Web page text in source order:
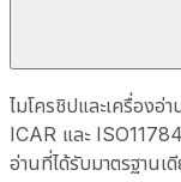
ไมโครชิปและเครื่องอ่
ICAR และ
อ่านที่ได้รับมาตรฐานเ